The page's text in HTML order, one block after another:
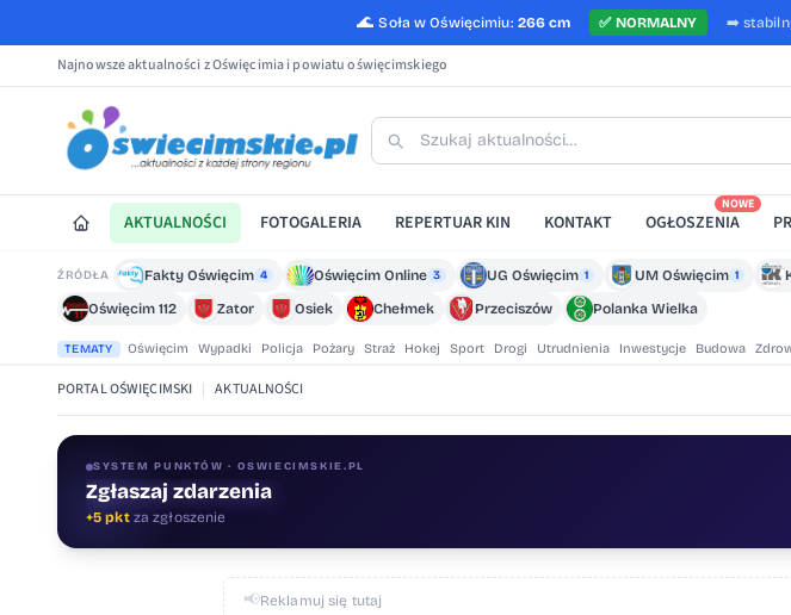
🌊 Soła w Oświęcimiu: 266 cm ✅ NORMALNY ➡️
Najnowsze aktualności z Oświęcimia i powiatu oświęcimskiego
AKTUALNOŚCI FOTOGALERIA REPERTUAR KIN KONTAKT OGŁOSZENIA
NOWE
ŹRÓDŁA Fakty Oświęcim 4 Oświęcim Online 3 UG Oświęcim 1 UM Oświęcim 1
Oświęcim 112
Zator Osiek Chełmek Przeciszów Polanka Wielka
TEMATY Oświęcim Wypadki Policja Pożary Straż Hokej Sport Drogi Utrudnienia Inwestycje Budowa
PORTAL OŚWIĘCIMSKI | AKTUALNOŚCI
SYSTEM PUNKTÓW · OSWIECIMSKIE.PL
Oceniaj treści
+1 pktza ocenę
📢Reklamuj się tutaj